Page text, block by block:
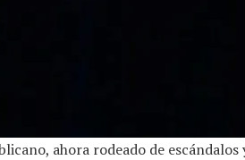
ahora rodeado de escándalos